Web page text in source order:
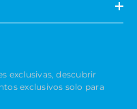
exclusivas, descubrir
exclusivos solo para